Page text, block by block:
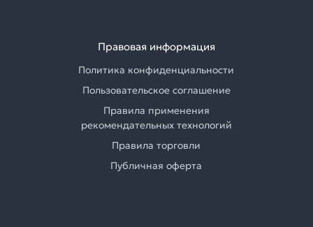
Правовая информация
Политика конфиденциальности
Пользовательское соглашение
Правила применения
рекомендательных технологий
Правила торговли
Публичная оферта